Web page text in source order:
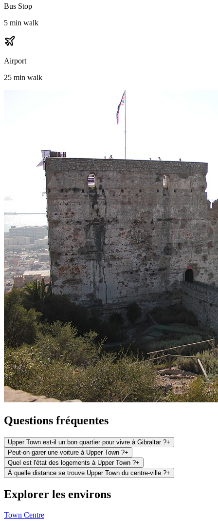
Bus Stop
5 min walk
Airport
25 min walk
Questions fréquentes
Upper Town est-il un bon quartier pour vivre à Gibraltar ?+
Peut-on garer une voiture à Upper Town ?+
Quel est l'état des logements à Upper Town ?+
À quelle distance se trouve Upper Town du centre-ville ?+
Explorer les environs
Town Centre